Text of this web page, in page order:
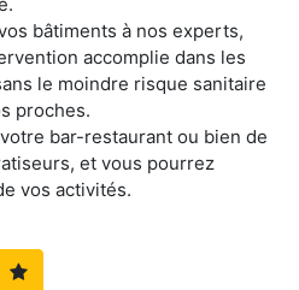
bâtiments à nos experts,
accomplie dans les
le moindre risque sanitaire
proches.
bar-restaurant ou bien de
et vous pourrez
vos activités.